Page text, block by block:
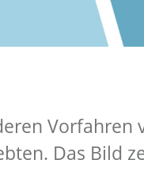
Vorfahren
Das Bild